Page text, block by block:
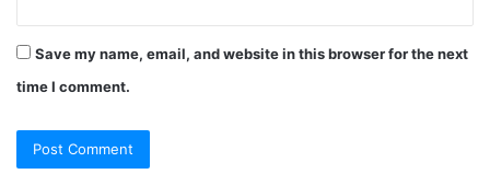
Save my name, email, and website in this browser for the next
time I comment.